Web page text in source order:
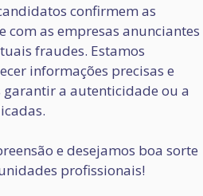
confirmem as
com as empresas anunciantes
fraudes. Estamos
informações precisas e
a autenticidade ou a
e desejamos boa sorte
profissionais!